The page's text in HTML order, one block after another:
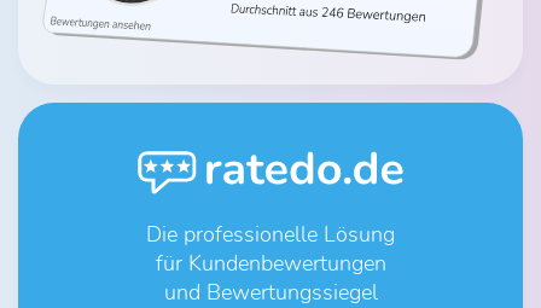
Die professionelle Lösung
für Kundenbewertungen
und Bewertungssiegel